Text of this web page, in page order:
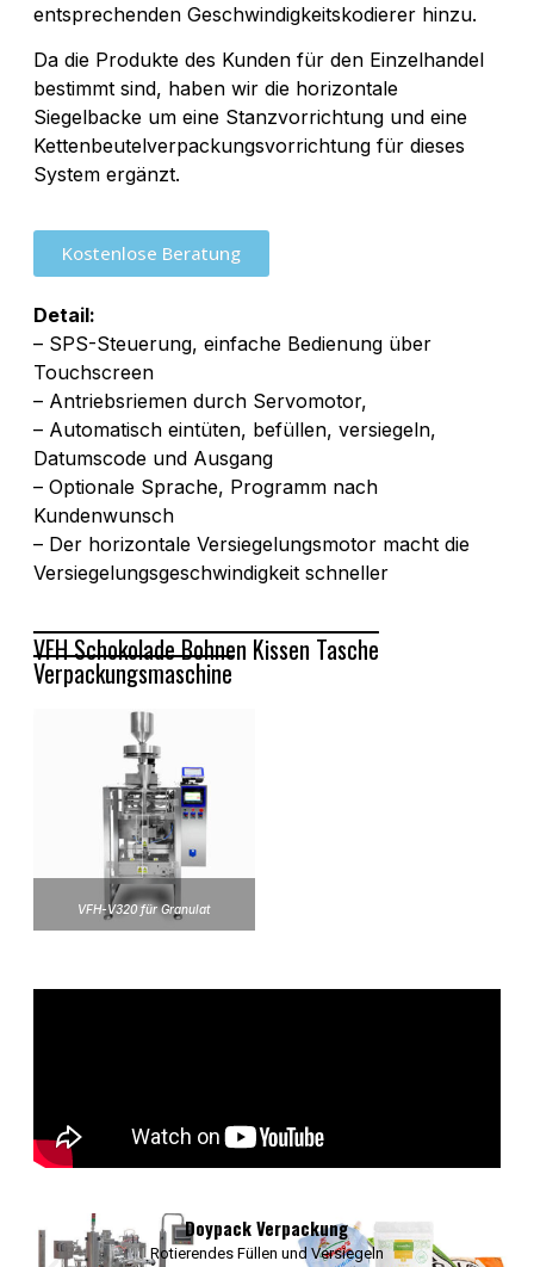
entsprechenden Geschwindigkeitskodierer hinzu.
Da die Produkte des Kunden für den Einzelhandel
bestimmt sind, haben wir die horizontale
Siegelbacke um eine Stanzvorrichtung und eine
Kettenbeutelverpackungsvorrichtung für dieses
System ergänzt.
Kostenlose Beratung
Detail:
– SPS-Steuerung, einfache Bedienung über
Touchscreen
– Antriebsriemen durch Servomotor,
– Automatisch eintüten, befüllen, versiegeln,
Datumscode und Ausgang
– Optionale Sprache, Programm nach
Kundenwunsch
– Der horizontale Versiegelungsmotor macht die
Versiegelungsgeschwindigkeit schneller
VFH Schokolade Bohnen Kissen Tasche
Verpackungsmaschine
VFH-V320 für Granulat